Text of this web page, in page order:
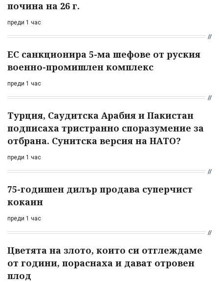
почина на 26 г.
преди 1 час
ЕС санкционира 5-ма шефове от руския
военно-промишлен комплекс
преди 1 час
Турция, Саудитска Арабия и Пакистан
подписаха тристранно споразумение за
отбрана. Сунитска версия на НАТО?
преди 1 час
75-годишен дилър продава суперчист
кокаин
преди 1 час
Цветята на злото, които си отглеждаме
от години, пораснаха и дават отровен
плод